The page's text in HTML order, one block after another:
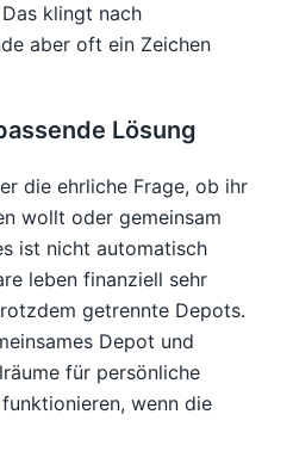
klingt nach
aber oft ein Zeichen
Lösung
die ehrliche Frage, ob ihr
wollt oder gemeinsam
ist nicht automatisch
leben finanziell sehr
getrennte Depots.
Depot und
für persönliche
wenn die